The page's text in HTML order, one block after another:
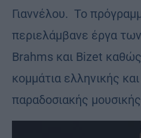
Γιαννέλου. Το
περιελάμβανε έργα
Brahms και Bizet
κομμάτια ελληνικής
παραδοσιακής